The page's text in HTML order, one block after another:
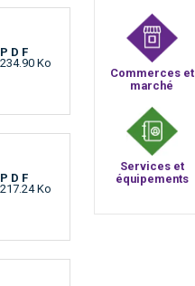
PDF
234.90 Ko
PDF
217.24 Ko
Commerces et
marché
Services et
équipements